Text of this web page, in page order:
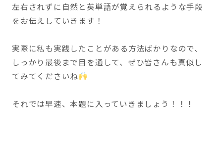
左右されずに自然と英単語が覚えられるような手段
をお伝えしていきます！
実際に私も実践したことがある方法ばかりなので、
しっかり最後まで目を通して、ぜひ皆さんも真似し
てみてくださいね
それでは早速、本題に入っていきましょう！！！